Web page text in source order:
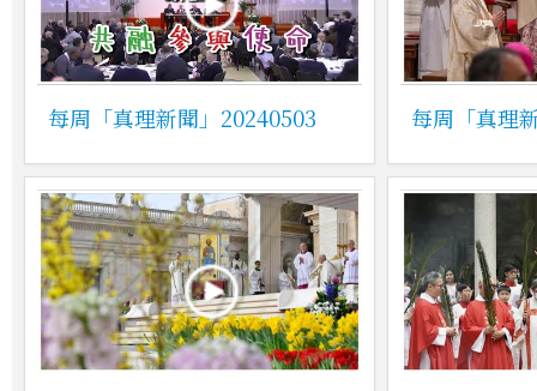
每周「真理新聞」20240503 每周「真理